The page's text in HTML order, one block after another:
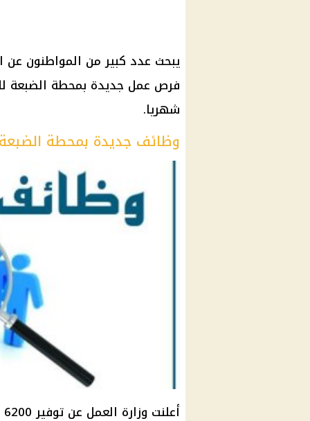
يبحث عدد كبير من المواطنون عن
شهريا.
وظائف جديدة بمحطة الضبعة